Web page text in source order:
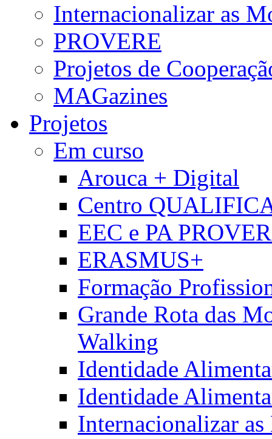
Internacionalizar as
PROVERE
Projetos de
MAGazines
Projetos
Em curso
Arouca + Digital
Centro
EEC e PA
ERASMUS+
Formação
Grande Rota das
Walking
Identidade
Identidade
Internacionalizar